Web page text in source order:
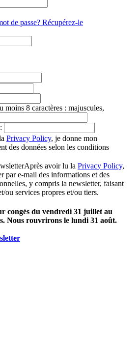
de passe? Récupérez-le
moins 8 caractères : majuscules,
:
Privacy Policy, je donne mon
des données selon les conditions
Après avoir lu la Privacy Policy,
par e-mail des informations et des
y compris la newsletter, faisant
ou services propres et/ou tiers.
congés du vendredi 31 juillet au
Nous rouvrirons le lundi 31 août.